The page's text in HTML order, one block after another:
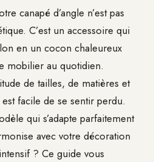
canapé d’angle n’est pas
C’est un accessoire qui
en un cocon chaleureux
mobilier au quotidien.
de tailles, de matières et
facile de se sentir perdu.
qui s’adapte parfaitement
avec votre décoration
? Ce guide vous